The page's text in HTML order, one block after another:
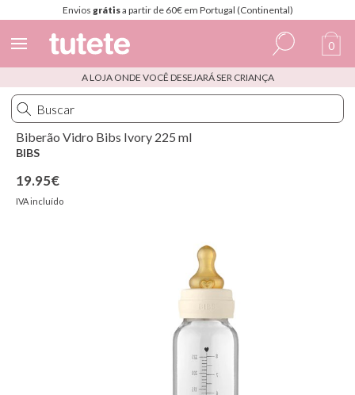
Envios grátisa partir de 60€ em Portugal (Continental)
Espanhol
Italiano
Inglês
Francês
0
A LOJA ONDE VOCÊ DESEJARÁ SER CRIANÇA
Biberão Vidro Bibs Ivory 225 ml
BIBS
19.95€
IVA incluído